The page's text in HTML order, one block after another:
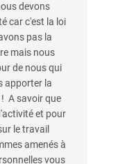
devons
car c'est la loi
pas la
mais nous
de nous qui
apporter la
A savoir que
et pour
le travail
amenés à
vous